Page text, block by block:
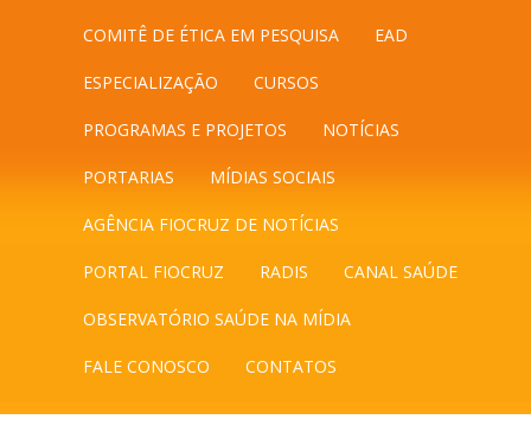
COMITÊ DE ÉTICA EM PESQUISA EAD
ESPECIALIZAÇÃO CURSOS
PROGRAMAS E PROJETOS NOTÍCIAS
PORTARIAS MÍDIAS SOCIAIS
AGÊNCIA FIOCRUZ DE NOTÍCIAS
PORTAL FIOCRUZ RADIS CANAL SAÚDE
OBSERVATÓRIO SAÚDE NA MÍDIA
FALE CONOSCO CONTATOS